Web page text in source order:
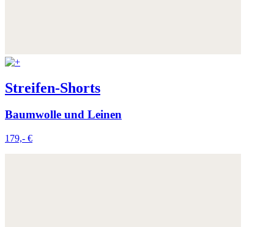
Streifen-Shorts
Baumwolle und Leinen
179,- €